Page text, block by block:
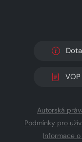
VOP
Autorská
Podmínky pro
Informace